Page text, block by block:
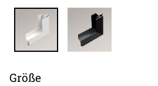
Größe